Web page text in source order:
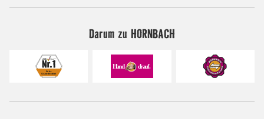
Darum zu HORNBACH